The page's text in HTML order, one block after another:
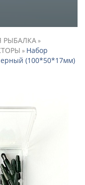
РЫБАЛКА»
» Набор
(100*50*17мм)